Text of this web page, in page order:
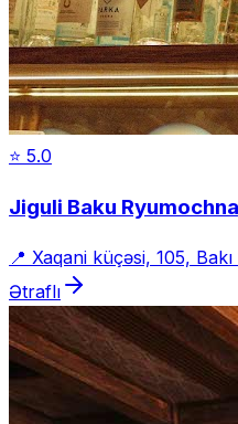
⭐ 5.0
Jiguli Baku
📍 Xaqani küçəsi, 105,
Ətraflı